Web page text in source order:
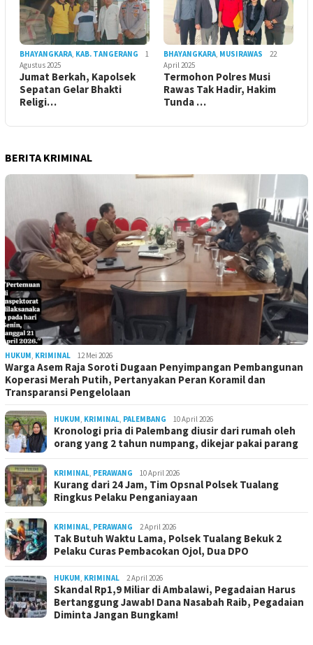
BHAYANGKARA, KAB. TANGERANG
1
Agustus 2025
Jumat Berkah, Kapolsek
Sepatan Gelar Bhakti
Religi…
BHAYANGKARA, MUSIRAWAS
22
April 2025
Termohon Polres Musi
Rawas Tak Hadir, Hakim
Tunda …
BERITA KRIMINAL
HUKUM, KRIMINAL 12 Mei 2026
Warga Asem Raja Soroti Dugaan Penyimpangan Pembangunan
Koperasi Merah Putih, Pertanyakan Peran Koramil dan
Transparansi Pengelolaan
HUKUM, KRIMINAL, PALEMBANG 10 April 2026
Kronologi pria di Palembang diusir dari rumah oleh
orang yang 2 tahun numpang, dikejar pakai parang
KRIMINAL, PERAWANG 10 April 2026
Kurang dari 24 Jam, Tim Opsnal Polsek Tualang
Ringkus Pelaku Penganiayaan
KRIMINAL, PERAWANG 2 April 2026
Tak Butuh Waktu Lama, Polsek Tualang Bekuk 2
Pelaku Curas Pembacokan Ojol, Dua DPO
HUKUM, KRIMINAL 2 April 2026
Skandal Rp1,9 Miliar di Ambalawi, Pegadaian Harus
Bertanggung Jawab! Dana Nasabah Raib, Pegadaian
Diminta Jangan Bungkam!